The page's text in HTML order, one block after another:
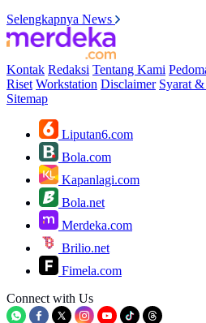
Selengkapnya News
Kontak Redaksi Tentang Kami
Riset Workstation Disclaimer Syarat
Sitemap
Liputan6.com
Bola.com
Kapanlagi.com
Bola.net
Merdeka.com
Brilio.net
Fimela.com
Connect with Us